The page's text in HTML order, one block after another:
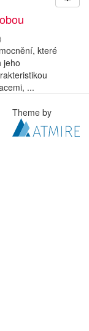
které
jeho
...
Theme by